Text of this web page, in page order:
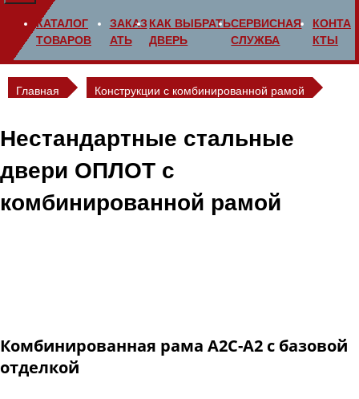
КАТАЛОГ
ТОВАРОВ
ЗАКАЗ
АТЬ
КАК ВЫБРАТЬ
ДВЕРЬ
СЕРВИСНАЯ
СЛУЖБА
КОНТА
КТЫ
Главная Конструкции с комбинированной рамой
Нестандартные стальные
двери ОПЛОТ с
комбинированной рамой
Комбинированная рама А2С-А2 с базовой
отделкой